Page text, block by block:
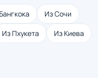
Из Сочи
Из Пхукета Из Киева